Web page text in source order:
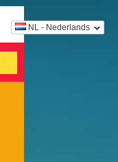
NL - Nederlands